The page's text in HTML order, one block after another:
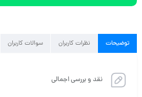
توضیحات نظرات کاربران سوالات کاربران
نقد و بررسی اجمالی